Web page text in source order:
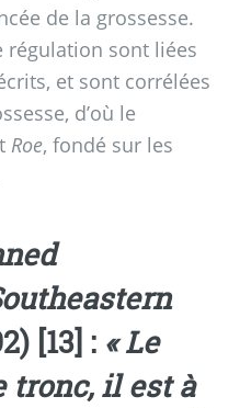
de la grossesse.
régulation sont liées
et sont corrélées
d’où le
Roe, fondé sur les
[13] : « Le
tronc, il est à